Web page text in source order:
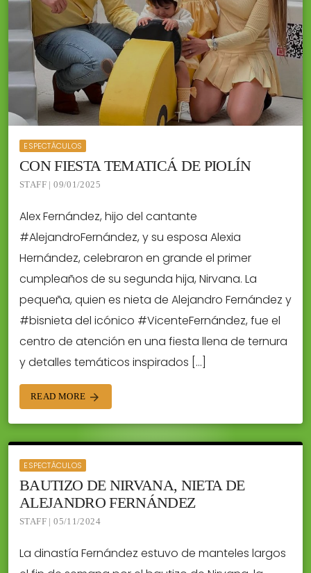
ESPECTÁCULOS
CON FIESTA TEMATICÁ DE PIOLÍN
STAFF | 09/01/2025
Alex Fernández, hijo del cantante
#AlejandroFernández, y su esposa Alexia
Hernández, celebraron en grande el primer
cumpleaños de su segunda hija, Nirvana. La
pequeña, quien es nieta de Alejandro Fernández y
#bisnieta del icónico #VicenteFernández, fue el
centro de atención en una fiesta llena de ternura
y detalles temáticos inspirados […]
READ MORE arrow_forward
ESPECTÁCULOS
BAUTIZO DE NIRVANA, NIETA DE
ALEJANDRO FERNÁNDEZ
STAFF | 05/11/2024
La dinastía Fernández estuvo de manteles largos